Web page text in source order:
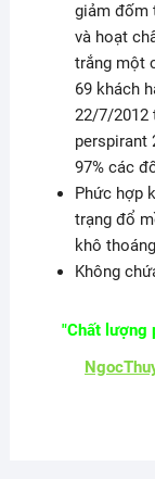
giảm đốm
và hoạt
trắng một
69 khách
22/7/2012
perspirant
97% các
Phức hợp
trạng đổ
khô
Không
"Chất lượng